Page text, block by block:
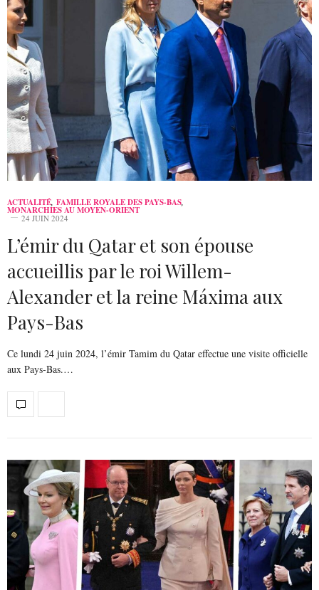
ACTUALITÉ, FAMILLE ROYALE DES PAYS-BAS,
MONARCHIES AU MOYEN-ORIENT
24 JUIN 2024
L’émir du Qatar et son épouse
accueillis par le roi Willem-
Alexander et la reine Máxima aux
Pays-Bas
Ce lundi 24 juin 2024, l’émir Tamim du Qatar effectue une visite officielle
aux Pays-Bas.…